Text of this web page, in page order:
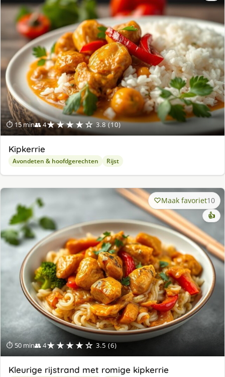
⏱ 15 min👥 4★★★★☆ 3.8 (10)
Kipkerrie
Avondeten & hoofdgerechten Rijst
⏱ 50 min👥 4★★★★☆ 3.5 (6)
Maak favoriet10
👍
Kleurige rijstrand met romige kipkerrie